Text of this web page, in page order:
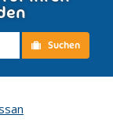
Suchen